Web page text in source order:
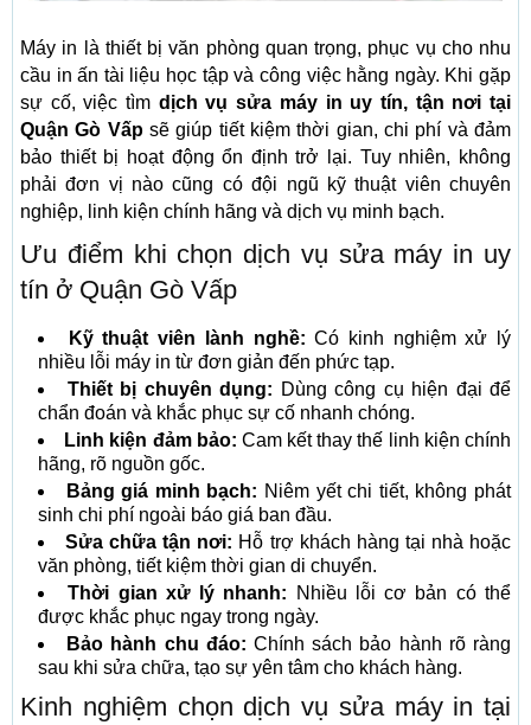
Máy in là thiết bị văn phòng quan trọng, phục vụ cho nhu
cầu in ấn tài liệu học tập và công việc hằng ngày. Khi gặp
sự cố, việc tìm dịch vụ sửa máy in uy tín, tận nơi tại
Quận Gò Vấpsẽ giúp tiết kiệm thời gian, chi phí và đảm
bảo thiết bị hoạt động ổn định trở lại. Tuy nhiên, không
phải đơn vị nào cũng có đội ngũ kỹ thuật viên chuyên
nghiệp, linh kiện chính hãng và dịch vụ minh bạch.
Ưu điểm khi chọn dịch vụ sửa máy in uy
tín ở Quận Gò Vấp
Kỹ thuật viên lành nghề: Có kinh nghiệm xử lý
nhiều lỗi máy in từ đơn giản đến phức tạp.
Thiết bị chuyên dụng: Dùng công cụ hiện đại để
chẩn đoán và khắc phục sự cố nhanh chóng.
Linh kiện đảm bảo: Cam kết thay thế linh kiện chính
hãng, rõ nguồn gốc.
Bảng giá minh bạch: Niêm yết chi tiết, không phát
sinh chi phí ngoài báo giá ban đầu.
Sửa chữa tận nơi: Hỗ trợ khách hàng tại nhà hoặc
văn phòng, tiết kiệm thời gian di chuyển.
Thời gian xử lý nhanh: Nhiều lỗi cơ bản có thể
được khắc phục ngay trong ngày.
Bảo hành chu đáo: Chính sách bảo hành rõ ràng
sau khi sửa chữa, tạo sự yên tâm cho khách hàng.
Kinh nghiệm chọn dịch vụ sửa máy in tại